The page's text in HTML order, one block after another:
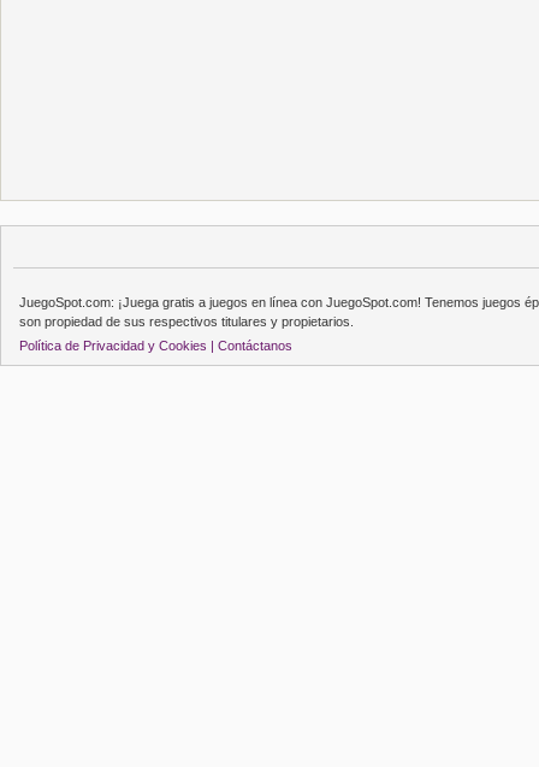
JuegoSpot.com: ¡Juega gratis a juegos en línea con JuegoSpot.com! Tenemos juegos
son propiedad de sus respectivos titulares y propietarios.
Política de Privacidad y Cookies | Contáctanos